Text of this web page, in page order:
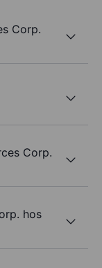
Corp.
Corp.
hos